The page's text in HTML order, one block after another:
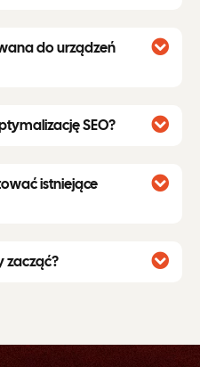
do urządzeń
SEO?
istniejące
zacząć?